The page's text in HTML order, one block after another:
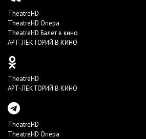
TheatreHD
TheatreHD Опера
TheatreHD Балет в кино
АРТ-ЛЕКТОРИЙ В КИНО
TheatreHD
АРТ-ЛЕКТОРИЙ В КИНО
TheatreHD
TheatreHD Опера